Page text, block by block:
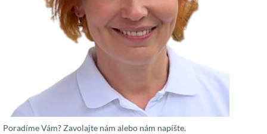
Poradíme Vám? Zavolajte nám alebo nám napíšte.